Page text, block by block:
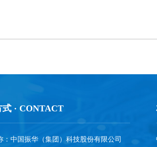
式 · CONTACT
：中国振华（集团）科技股份有限公司